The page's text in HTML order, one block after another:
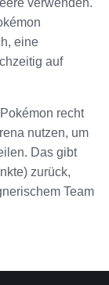
verwenden.
eine
auf
recht
nutzen, um
Das gibt
zurück,
Team